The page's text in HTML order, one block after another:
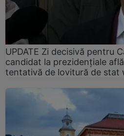
UPDATE Zi decisivă pentru
candidat la prezidențiale
tentativă de lovitură de stat